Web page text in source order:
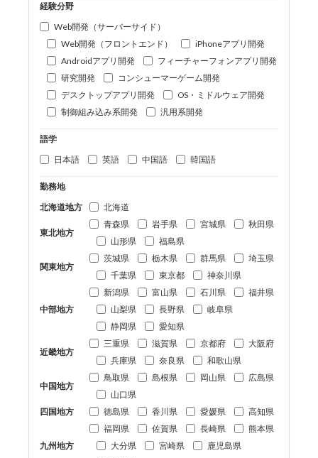
経験分野
Web開発（サーバーサイド）
Web開発（フロントエンド）
iPhoneアプリ開発
Androidアプリ開発
フィーチャーフォンアプリ開発
研究開発
コンシューマーゲーム開発
デスクトップアプリ開発
OS・ミドルウェア開発
制御組み込み系開発
汎用系開発
語学
日本語
英語 中国語 韓国語
勤務地
北海道地方
北海道
東北地方
青森県 岩手県 宮城県
秋田県
山形県
福島県
関東地方
茨城県 栃木県 群馬県
埼玉県
千葉県
東京都 神奈川県
中部地方
新潟県 富山県 石川県
福井県
山梨県
長野県
岐阜県
静岡県
愛知県
近畿地方
三重県 滋賀県 京都府
大阪府
兵庫県
奈良県 和歌山県
中国地方
鳥取県 島根県 岡山県
広島県
山口県
四国地方
徳島県 香川県 愛媛県 高知県
九州地方
福岡県 佐賀県 長崎県
熊本県
大分県
宮崎県
鹿児島県